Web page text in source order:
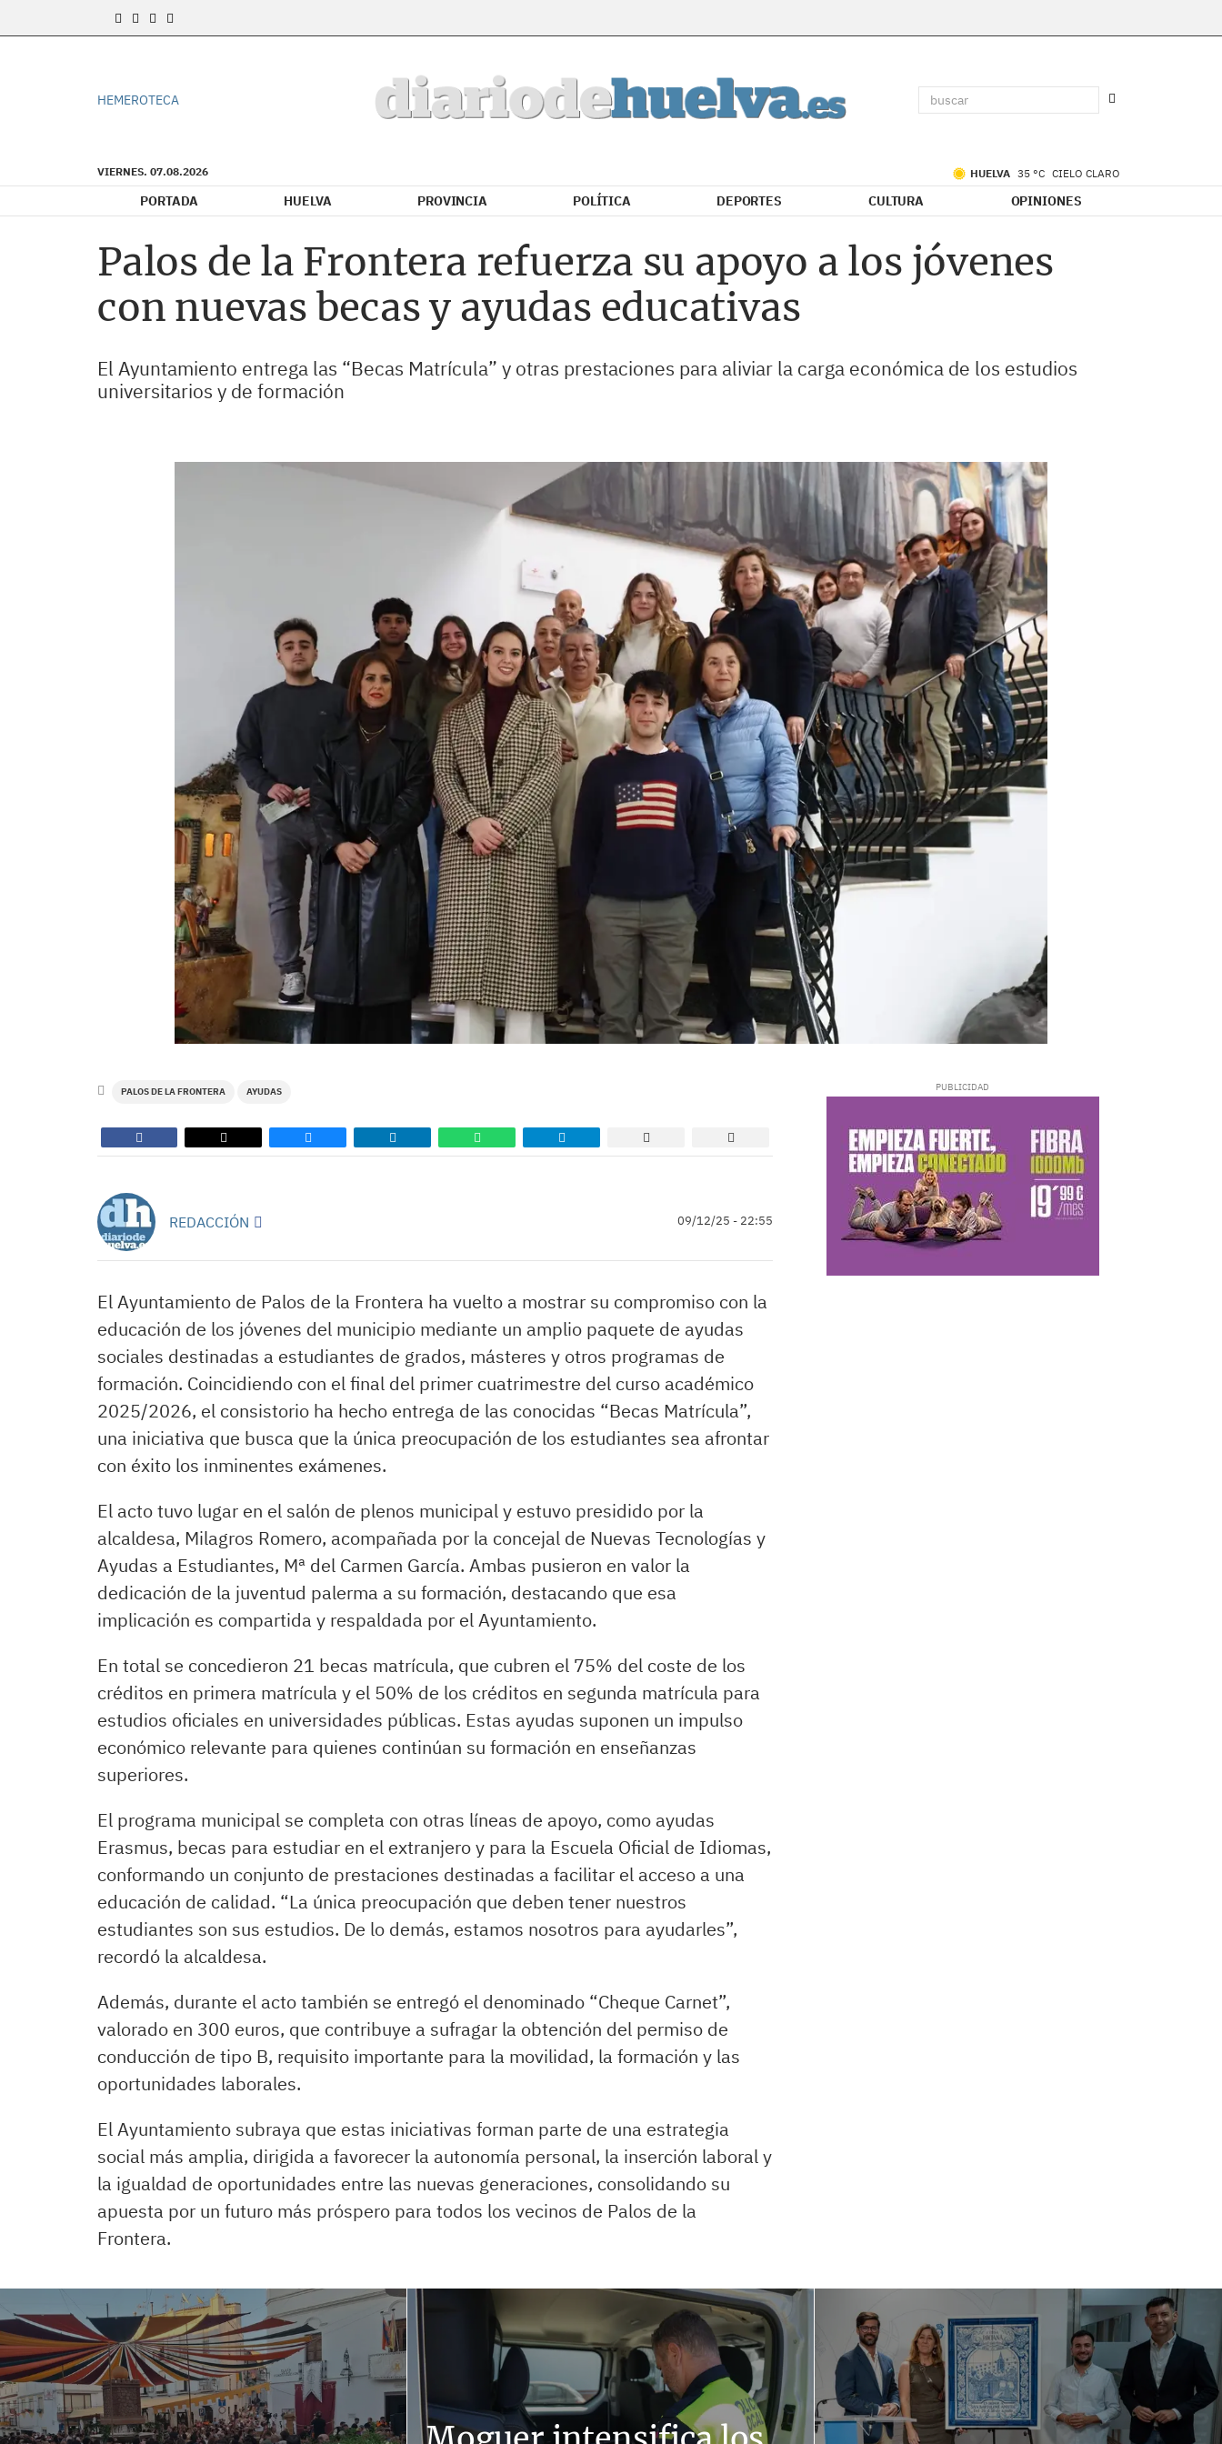
HEMEROTECA
VIERNES. 07.08.2026 HUELVA 35 °C CIELO CLARO
PORTADA HUELVA PROVINCIA POLÍTICA DEPORTES CULTURA OPINIONES
Palos de la Frontera refuerza su apoyo a los jóvenes
con nuevas becas y ayudas educativas
El Ayuntamiento entrega las “Becas Matrícula” y otras prestaciones para aliviar la carga económica de los estudios
universitarios y de formación
PALOS DE LA FRONTERA AYUDAS
REDACCIÓN 09/12/25 - 22:55
El Ayuntamiento de Palos de la Frontera ha vuelto a mostrar su compromiso con la
educación de los jóvenes del municipio mediante un amplio paquete de ayudas
sociales destinadas a estudiantes de grados, másteres y otros programas de
formación. Coincidiendo con el final del primer cuatrimestre del curso académico
2025/2026, el consistorio ha hecho entrega de las conocidas “Becas Matrícula”,
una iniciativa que busca que la única preocupación de los estudiantes sea afrontar
con éxito los inminentes exámenes.
El acto tuvo lugar en el salón de plenos municipal y estuvo presidido por la
alcaldesa, Milagros Romero, acompañada por la concejal de Nuevas Tecnologías y
Ayudas a Estudiantes, Mª del Carmen García. Ambas pusieron en valor la
dedicación de la juventud palerma a su formación, destacando que esa
implicación es compartida y respaldada por el Ayuntamiento.
En total se concedieron 21 becas matrícula, que cubren el 75% del coste de los
créditos en primera matrícula y el 50% de los créditos en segunda matrícula para
estudios oficiales en universidades públicas. Estas ayudas suponen un impulso
económico relevante para quienes continúan su formación en enseñanzas
superiores.
El programa municipal se completa con otras líneas de apoyo, como ayudas
Erasmus, becas para estudiar en el extranjero y para la Escuela Oficial de Idiomas,
conformando un conjunto de prestaciones destinadas a facilitar el acceso a una
educación de calidad. “La única preocupación que deben tener nuestros
estudiantes son sus estudios. De lo demás, estamos nosotros para ayudarles”,
recordó la alcaldesa.
Además, durante el acto también se entregó el denominado “Cheque Carnet”,
valorado en 300 euros, que contribuye a sufragar la obtención del permiso de
conducción de tipo B, requisito importante para la movilidad, la formación y las
oportunidades laborales.
El Ayuntamiento subraya que estas iniciativas forman parte de una estrategia
social más amplia, dirigida a favorecer la autonomía personal, la inserción laboral y
la igualdad de oportunidades entre las nuevas generaciones, consolidando su
apuesta por un futuro más próspero para todos los vecinos de Palos de la
Frontera.